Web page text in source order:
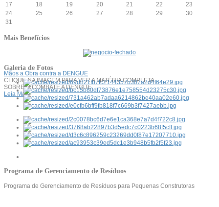
Mãos a Obra contra a DENGUE
CLIQUE NA IMAGEM PARA VER A MATÉRIA COMPLETA
SOBRE O COMBATE A DENGUE.
Leia Mais
17
18 19 20 21 22
23
24
25 26 27 28 29
30
31
Mais Benefícios
Galeria de Fotos
Programa de Gerenciamento de Resíduos
Programa de Gerenciamento de Resíduos para Pequenas Construtoras